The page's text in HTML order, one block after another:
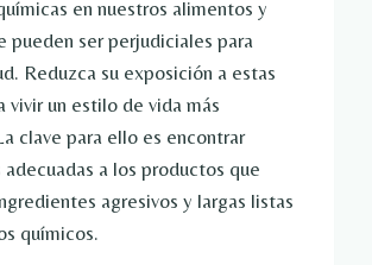
en nuestros alimentos y
pueden ser perjudiciales para
Reduzca su exposición a estas
vivir un estilo de vida más
clave para ello es encontrar
a los productos que
agresivos y largas listas
químicos.